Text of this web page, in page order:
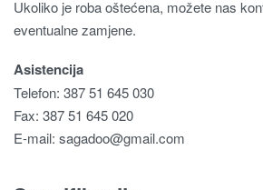
Ukoliko je roba oštećena, možete nas
eventualne zamjene.
Asistencija
Telefon: 387 51 645 030
Fax: 387 51 645 020
E-mail: sagadoo@gmail.com